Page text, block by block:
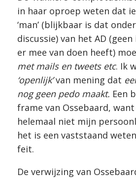
in haar oproep weten dat
‘man’ (blijkbaar is dat
discussie) van het AD
er mee van doen heeft)
met mails en tweets etc. Ik
‘openlijk’van mening dat
nog geen pedo maakt. Een
frame van Ossebaard,
helemaal niet mijn
het is een vaststaand
feit.
De verwijzing van